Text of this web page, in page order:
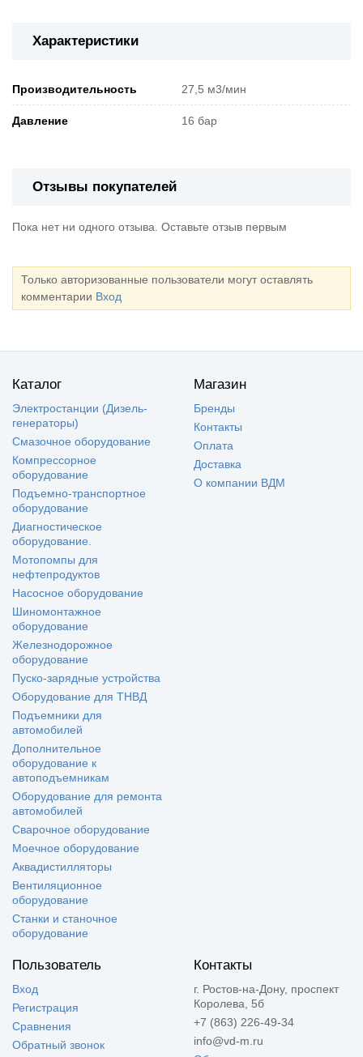
Характеристики
Производительность 27,5 м3/мин
Давление 16 бар
Отзывы покупателей
Пока нет ни одного отзыва. Оставьте отзыв первым
Только авторизованные пользователи могут оставлять
комментарии Вход
Каталог
Электростанции (Дизель-
генераторы)
Смазочное оборудование
Компрессорное
оборудование
Подъемно-транспортное
оборудование
Диагностическое
оборудование.
Мотопомпы для
нефтепродуктов
Насосное оборудование
Шиномонтажное
оборудование
Железнодорожное
оборудование
Пуско-зарядные устройства
Оборудование для ТНВД
Подъемники для
автомобилей
Дополнительное
оборудование к
автоподъемникам
Оборудование для ремонта
автомобилей
Сварочное оборудование
Моечное оборудование
Аквадистилляторы
Вентиляционное
оборудование
Станки и станочное
оборудование
Магазин
Бренды
Контакты
Оплата
Доставка
О компании ВДМ
Пользователь
Вход
Регистрация
Сравнения
Обратный звонок
Контакты
г. Ростов-на-Дону, проспект
Королева, 5б
+7 (863) 226-49-34
info@vd-m.ru